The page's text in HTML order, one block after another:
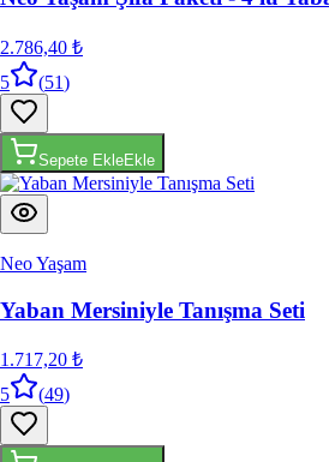
2.786,40 ₺
5
(51)
Sepete EkleEkle
Neo Yaşam
Yaban Mersiniyle Tanışma Seti
1.717,20 ₺
5
(49)